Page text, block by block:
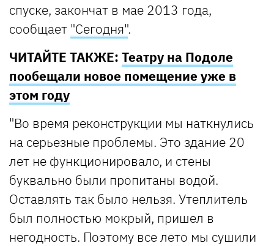
спуске, закончат в мае 2013 года,
сообщает "Сегодня".
ЧИТАЙТЕ ТАКЖЕ: Театру на Подоле
пообещали новое помещение уже в
этом году
"Во время реконструкции мы наткнулись
на серьезные проблемы. Это здание 20
лет не функционировало, и стены
буквально были пропитаны водой.
Оставлять так было нельзя. Утеплитель
был полностью мокрый, пришел в
негодность. Поэтому все лето мы сушили